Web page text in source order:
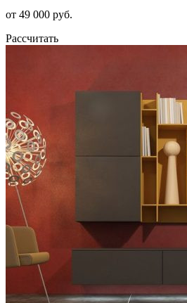
от 49 000 руб.
Рассчитать